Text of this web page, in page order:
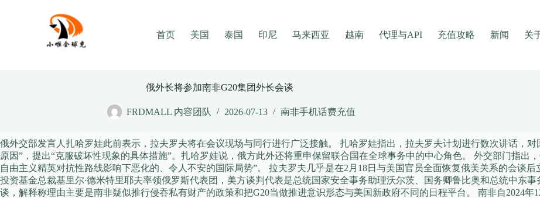
首页
美国 泰国 印尼 马来西亚 越南 代理与API 充值攻略 新闻 关
俄外长将参加南非G20集团外长会谈
FRDMALL 内容团队 2026-07-13 南非手机话费充值
俄外交部发言人扎哈罗娃此前表示，拉夫罗夫将在会议现场与同行进行广泛接触。 扎哈罗娃指出，拉夫罗夫计划进行数次讲话，
原因”，提出“克服破坏性现象的具体措施”。扎哈罗娃说，俄方此外还将重申保留联合国在全球事务中的中心角色。 外交部门指出
自由主义精英对抗性路线影响下恶化的、令人不安的国际局势”。 拉夫罗夫几乎是在2月18日与美国官员全面恢复俄美关系的会谈
投资基金总裁基里尔∙德米特里耶夫率领俄罗斯代表团，美方谈判代表是总统国家安全事务助理沃尔茨、国务卿鲁比奥和总统中东
谈，解释称理由主要是南非疑似推行侵吞私有财产的政策和把G20当做推进意识形态与美国新政府不同的日程平台。 南非自2024年